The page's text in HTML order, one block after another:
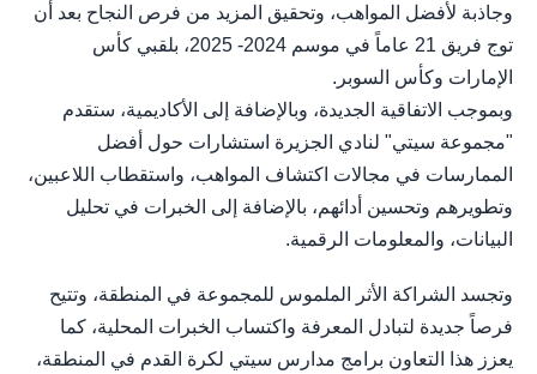
وجاذبة لأفضل المواهب، وتحقيق المزيد من فرص النجاح بعد أن
توج فريق 21 عاماً في موسم 2024- 2025، بلقبي كأس
الإمارات وكأس السوبر.
وبموجب الاتفاقية الجديدة، وبالإضافة إلى الأكاديمية، ستقدم
"مجموعة سيتي" لنادي الجزيرة استشارات حول أفضل
الممارسات في مجالات اكتشاف المواهب، واستقطاب اللاعبين،
وتطويرهم وتحسين أدائهم، بالإضافة إلى الخبرات في تحليل
البيانات، والمعلومات الرقمية.
وتجسد الشراكة الأثر الملموس للمجموعة في المنطقة، وتتيح
فرصاً جديدة لتبادل المعرفة واكتساب الخبرات المحلية، كما
يعزز هذا التعاون برامج مدارس سيتي لكرة القدم في المنطقة،